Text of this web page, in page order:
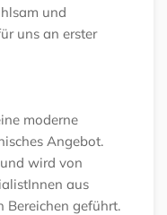
und
uns an erster
moderne
Angebot.
wird von
aus
Bereichen geführt.